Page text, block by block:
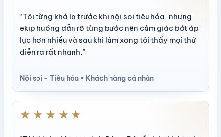
“Tôi từng khá lo trước khi nội soi tiêu hóa, nhưng
ekip hướng dẫn rõ từng bước nên cảm giác bớt áp
lực hơn nhiều và sau khi làm xong tôi thấy mọi thứ
diễn ra rất nhanh.”
Nội soi - Tiêu hóa • Khách hàng cá nhân
★★★★★